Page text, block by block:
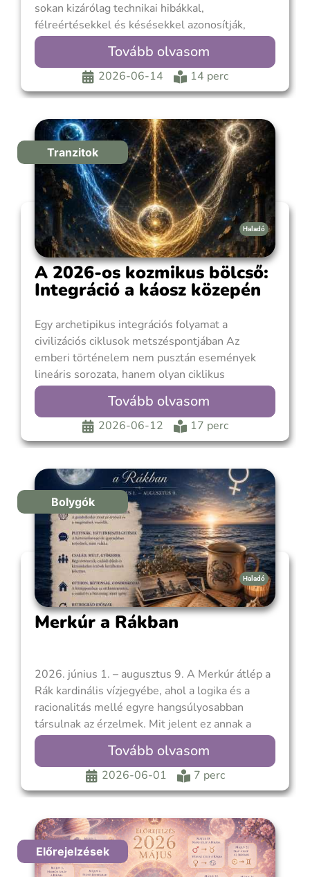
sokan kizárólag technikai hibákkal,
félreértésekkel és késésekkel azonosítják,
pedig a folyamat ennél jóval összetettebb. A
valódi ciklus ugyanis nem akkor kezdődik,
amikor a Merkúr hátrálni kezd, hanem hetekkel
korábban, az úgynevezett árnyékperiódusba való
retrográd
Tovább olvasom
2026-06-14 14 perc
Tranzitok
Haladó
A 2026-os kozmikus bölcső:
Integráció a káosz közepén
Egy archetipikus integrációs folyamat a
civilizációs ciklusok metszéspontjában Az
emberi történelem nem pusztán események
lineáris sorozata, hanem olyan ciklikus
mintázatok kibontakozása, amelyek időről időre
új formába rendezik a kollektív tapasztalatot. A
civilizációs asztrológia képviselői, különösen
Richard Tarnas munkássága arra mutat rá, hogy
folyamatok között
Tovább olvasom
2026-06-12 17 perc
Bolygók
Haladó
Merkúr a Rákban
2026. június 1. – augusztus 9. A Merkúr átlép a
Rák kardinális vízjegyébe, ahol a logika és a
racionalitás mellé egyre hangsúlyosabban
társulnak az érzelmek. Mit jelent ez annak a
bolygónak, amely a gondolkodást, a
kommunikációt és az információáramlást
szimbolizálja? Azt, hogy meg kell tanulnia az
érzések nyelvén megszólalni. Kissé
Tovább olvasom
2026-06-01 7 perc
Előrejelzések